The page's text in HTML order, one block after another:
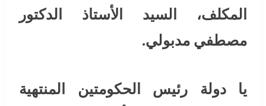
المكلف، السيد الأستاذ الدكتور
مصطفي مدبولي.
يا دولة رئيس الحكومتين المنتهية